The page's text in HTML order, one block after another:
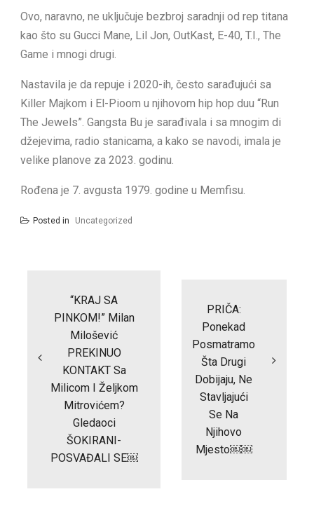
Ovo, naravno, ne uključuje bezbroj saradnji od rep titana
kao što su Gucci Mane, Lil Jon, OutKast, E-40, T.I., The
Game i mnogi drugi.
Nastavila je da repuje i 2020-ih, često sarađujući sa
Killer Majkom i El-Pioom u njihovom hip hop duu “Run
The Jewels”. Gangsta Bu je sarađivala i sa mnogim di
džejevima, radio stanicama, a kako se navodi, imala je
velike planove za 2023. godinu.
Rođena je 7. avgusta 1979. godine u Memfisu.
Posted in Uncategorized
“KRAJ SA
PINKOM!” Milan
Milošević
PREKINUO
KONTAKT Sa
Milicom I Željkom
Mitrovićem?
Gledaoci
ŠOKIRANI-
POSVAĐALI SE￼
PRIČA:
Ponekad
Posmatramo
Šta Drugi
Dobijaju, Ne
Stavljajući
Se Na
Njihovo
Mjesto￼￼